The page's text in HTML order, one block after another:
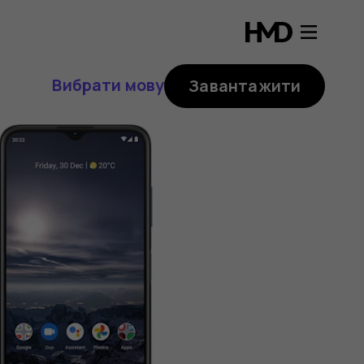
Вибрати мову Завантажити